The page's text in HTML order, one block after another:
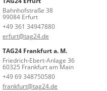
Bahnhofstraße 38
99084 Erfurt
+49 361 34947880
erfurt@tag24.de
TAG24 Frankfurt a. M.
Friedrich-Ebert-Anlage 36
60325 Frankfurt am Main
+49 69 348750580
frankfurt@tag24.de